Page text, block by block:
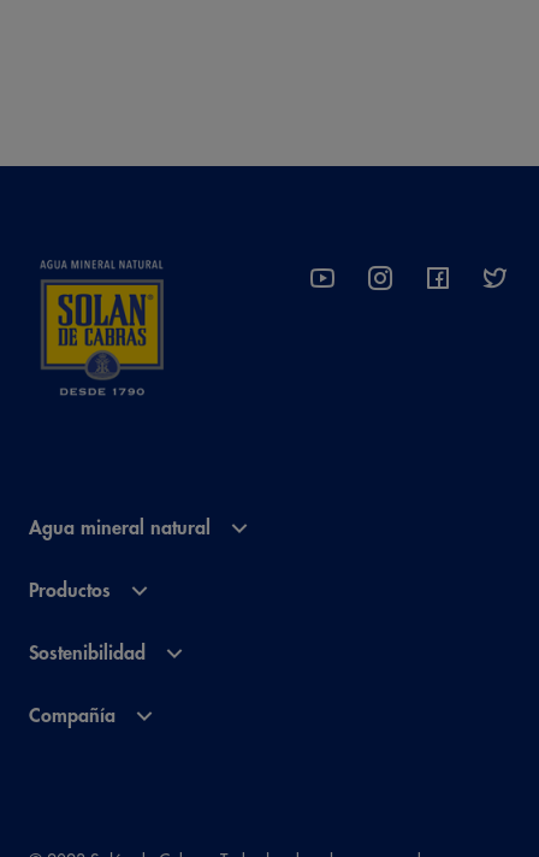
Agua mineral natural
Productos
Sostenibilidad
Compañía